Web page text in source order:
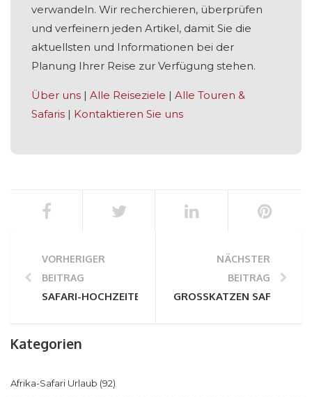
verwandeln. Wir recherchieren, überprüfen
und verfeinern jeden Artikel, damit Sie die
aktuellsten und Informationen bei der
Planung Ihrer Reise zur Verfügung stehen.
Über uns | Alle Reiseziele | Alle Touren &
Safaris | Kontaktieren Sie uns
VORHERIGER
BEITRAG
SAFARI-HOCHZEITEN: ALLES, WAS SIE WISSEN
NÄCHSTER
BEITRAG
GROSSKATZEN SAFARIS:
Kategorien
Afrika-Safari Urlaub (92)